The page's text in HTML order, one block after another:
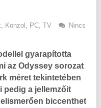
, Konzol , PC, TV
Nincs
gyarapította
az Odyssey sorozat
méret tekintetében
pedig a jellemzőit
biccenthet